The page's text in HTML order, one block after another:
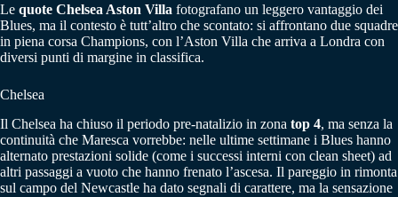
Le quote Chelsea Aston Villa fotografano un leggero vantaggio dei
Blues, ma il contesto è tutt’altro che scontato: si affrontano due squadre
in piena corsa Champions, con l’Aston Villa che arriva a Londra con
diversi punti di margine in classifica.
Chelsea
Il Chelsea ha chiuso il periodo pre-natalizio in zona top 4, ma senza la
continuità che Maresca vorrebbe: nelle ultime settimane i Blues hanno
alternato prestazioni solide (come i successi interni con clean sheet) ad
altri passaggi a vuoto che hanno frenato l’ascesa. Il pareggio in rimonta
sul campo del Newcastle ha dato segnali di carattere, ma la sensazione